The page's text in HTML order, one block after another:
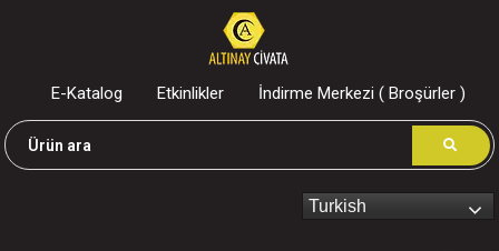
E-Katalog Etkinlikler İndirme Merkezi ( Broşürler )
Turkish